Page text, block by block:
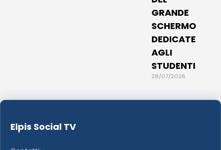
GRANDE
SCHERMO
DEDICATE
AGLI
STUDENTI
28/07/2026
Elpis Social TV